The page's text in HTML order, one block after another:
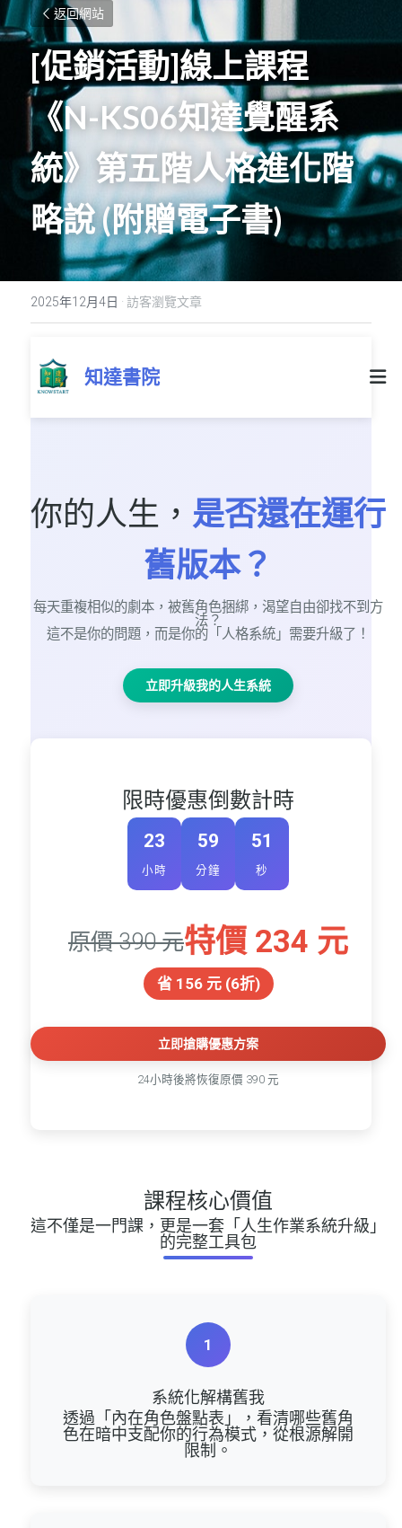
返回網站
[促銷活動]線上課程
《N-KS06知達覺醒系
統》第五階人格進化階
略說 (附贈電子書)
2025年12月4日 · 訪客瀏覽文章
知達書院
你的人生， 是否還在運行
舊版本？
每天重複相似的劇本，被舊角色捆綁，渴望自由卻找不到方
法？
這不是你的問題，而是你的「人格系統」需要升級了！
立即升級我的人生系統
限時優惠倒數計時
23
小時
59
分鐘
50
秒
原價 390 元特價 234 元
省 156 元 (6折)
立即搶購優惠方案
24小時後將恢復原價 390 元
課程核心價值
這不僅是一門課，更是一套「人生作業系統升級」
的完整工具包
1
系統化解構舊我
透過「內在角色盤點表」，看清哪些舊角
色在暗中支配你的行為模式，從根源解開
限制。